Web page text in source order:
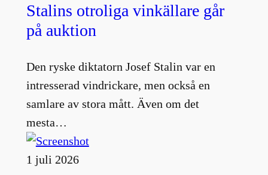
Stalins otroliga vinkällare går
på auktion
Den ryske diktatorn Josef Stalin var en
intresserad vindrickare, men också en
samlare av stora mått. Även om det
mesta…
1 juli 2026